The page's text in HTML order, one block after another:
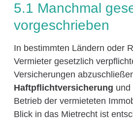
5.1 Manchmal
vorgeschrieben
In bestimmten Ländern oder
Vermieter gesetzlich
Versicherungen
Haftpflichtversicherung und
Betrieb der vermieteten
Blick in das Mietrecht ist